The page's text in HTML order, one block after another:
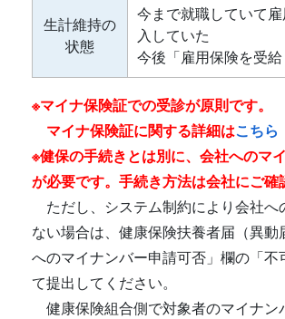
生計維持の
状態
今まで就職していて
入していた
今後「雇用保険を受給
※マイナ保険証での受診が原則です。
マイナ保険証に関する詳細はこちら
※健保の手続きとは別に、会社へのマ
が必要です。手続き方法は会社にご確
ただし、システム制約により会社へ
ない場合は、健康保険扶養者届（異動
へのマイナンバー申請可否」欄の「不
て提出してください。
健康保険組合側で対象者のマイナン